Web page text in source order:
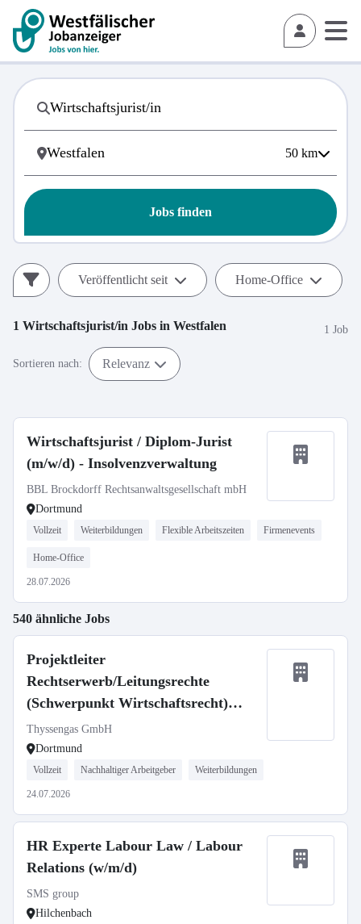
50 km
Jobs finden
Veröffentlicht seit Home-Office
1 Wirtschaftsjurist/in Jobs in Westfalen 1 Job
Sortieren nach: Relevanz
Wirtschaftsjurist / Diplom-Jurist
(m/w/d) - Insolvenzverwaltung
BBL Brockdorff Rechtsanwaltsgesellschaft mbH
Dortmund
Vollzeit Weiterbildungen Flexible Arbeitszeiten Firmenevents
Home-Office
28.07.2026
540 ähnliche Jobs
Projektleiter
Rechtserwerb/Leitungsrechte
(Schwerpunkt Wirtschaftsrecht)
(m/w/d)
Thyssengas GmbH
Dortmund
Vollzeit Nachhaltiger Arbeitgeber Weiterbildungen
24.07.2026
HR Experte Labour Law / Labour
Relations (w/m/d)
SMS group
Hilchenbach